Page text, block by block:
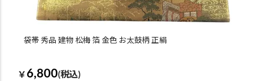
袋帯 秀品 建物 松梅 箔 金色 お太鼓柄 正絹
￥ 6,800(税込)